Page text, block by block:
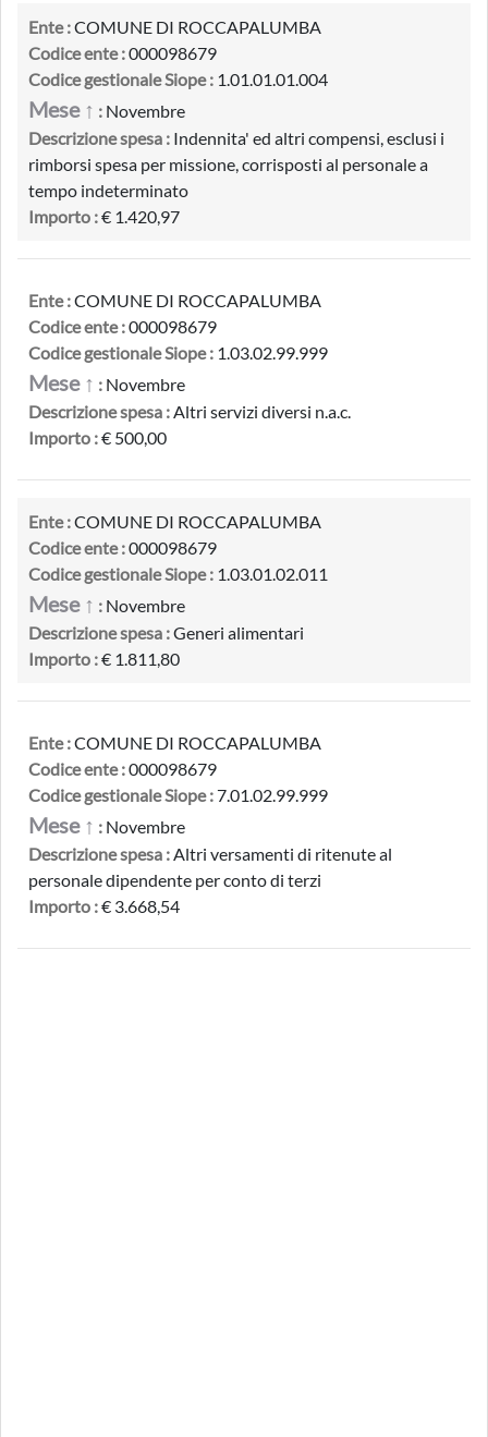
Ente :COMUNE DI ROCCAPALUMBA
Codice ente :000098679
Codice gestionale Siope : 1.01.01.01.004
Mese ↑ : Novembre
Descrizione spesa : Indennita' ed altri compensi, esclusi i
rimborsi spesa per missione, corrisposti al personale a
tempo indeterminato
Importo :€ 1.420,97
Ente :COMUNE DI ROCCAPALUMBA
Codice ente :000098679
Codice gestionale Siope : 1.03.02.99.999
Mese ↑ : Novembre
Descrizione spesa :Altri servizi diversi n.a.c.
Importo :€ 500,00
Ente :COMUNE DI ROCCAPALUMBA
Codice ente :000098679
Codice gestionale Siope : 1.03.01.02.011
Mese ↑ : Novembre
Descrizione spesa :Generi alimentari
Importo :€ 1.811,80
Ente :COMUNE DI ROCCAPALUMBA
Codice ente :000098679
Codice gestionale Siope :7.01.02.99.999
Mese ↑ : Novembre
Descrizione spesa :Altri versamenti di ritenute al
personale dipendente per conto di terzi
Importo :€ 3.668,54